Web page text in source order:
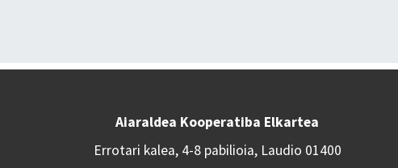
Aiaraldea Kooperatiba Elkartea
Errotari kalea, 4-8 pabilioia, Laudio 01400